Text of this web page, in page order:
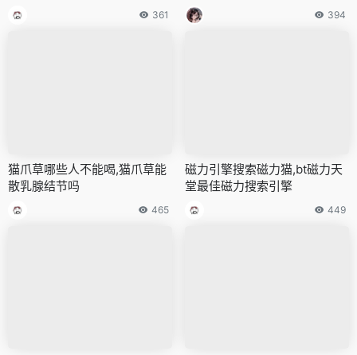
361 394
猫爪草哪些人不能喝,猫爪草能
散乳腺结节吗
465
磁力引擎搜索磁力猫,bt磁力天
堂最佳磁力搜索引擎
449